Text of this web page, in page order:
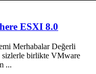
ESXI 8.0
Merhabalar Değerli
sizlerle birlikte VMware
...